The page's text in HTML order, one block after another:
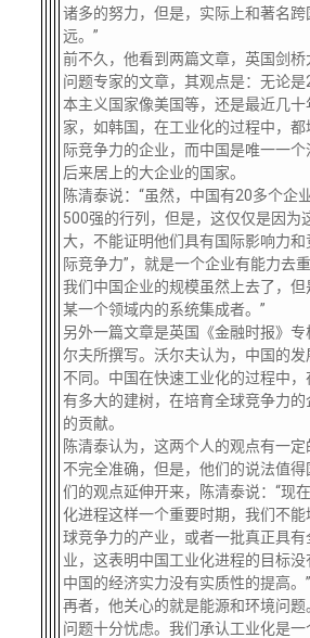
诸多的努力，但是，实际上和著名
远。”
前不久，他看到两篇文章，英国剑桥
问题专家的文章，其观点是：无论
本主义国家像美国等，还是最近几十
家，如韩国，在工业化的过程中，都
际竞争力的企业，而中国是唯一一
后来居上的大企业的国家。
陈清泰说：“虽然，中国有20多个企
500强的行列，但是，这仅仅是因为
大，不能证明他们具有国际影响力和
际竞争力”，就是一个企业有能力去
我们中国企业的规模虽然上去了，但
某一个领域内的系统集成者。”
另外一篇文章是英国《金融时报》
尔夫所撰写。沃尔夫认为，中国的发
不同。中国在快速工业化的过程中
有多大的建树，在培育全球竞争力
的贡献。
陈清泰认为，这两个人的观点有一
不完全准确，但是，他们的说法值
们的观点延伸开来，陈清泰说：“现
化进程这样一个重要时期，我们不
球竞争力的产业，或者一批真正具
业，这表明中国工业化进程的目标
中国的经济实力没有实质性的提高。”
再者，他关心的就是能源和环境问题
问题十分忧虑。我们承认工业化是